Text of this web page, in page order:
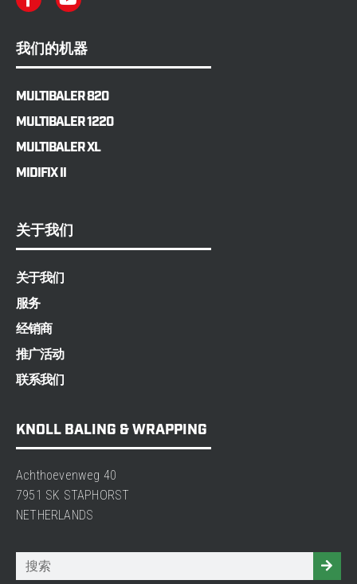
我们的机器
MULTIBALER 820
MULTIBALER 1220
MULTIBALER XL
MIDIFIX II
关于我们
关于我们
服务
经销商
推广活动
联系我们
KNOLL BALING & WRAPPING
Achthoevenweg 40
7951 SK STAPHORST
NETHERLANDS